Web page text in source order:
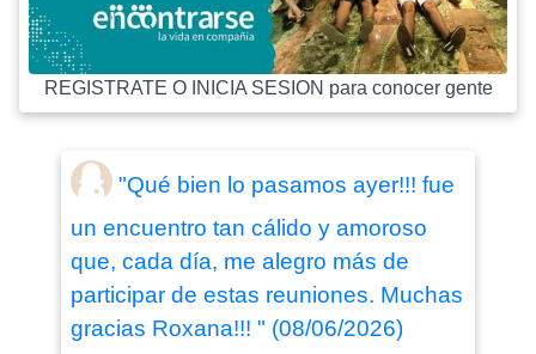
REGISTRATE O INICIA SESION para conocer gente
"Qué bien lo pasamos ayer!!! fue
un encuentro tan cálido y amoroso
que, cada día, me alegro más de
participar de estas reuniones. Muchas
gracias Roxana!!! " (08/06/2026)